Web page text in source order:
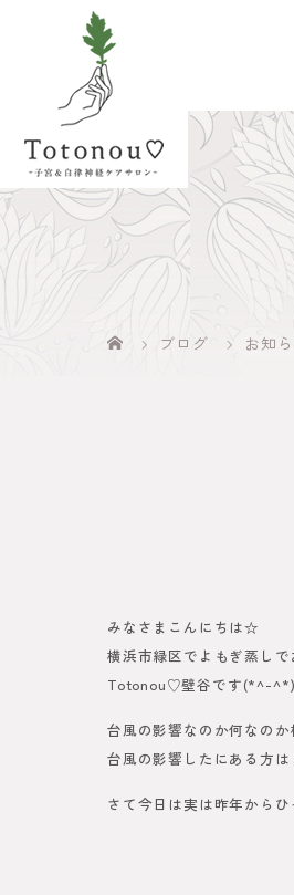
ブログ お知
みなさまこんにちは☆
横浜市緑区でよもぎ蒸しで
Totonou♡壁谷です(*^-^*)
台風の影響なのか何なの
台風の影響したにある方
さて今日は実は昨年から